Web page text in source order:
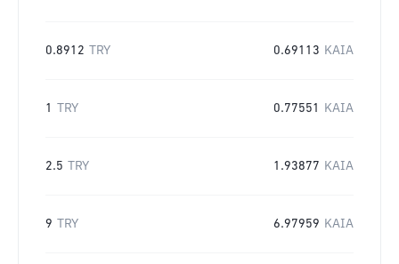
0.8912 TRY 0.69113 KAIA
1 TRY 0.77551 KAIA
2.5 TRY 1.93877 KAIA
9 TRY 6.97959 KAIA